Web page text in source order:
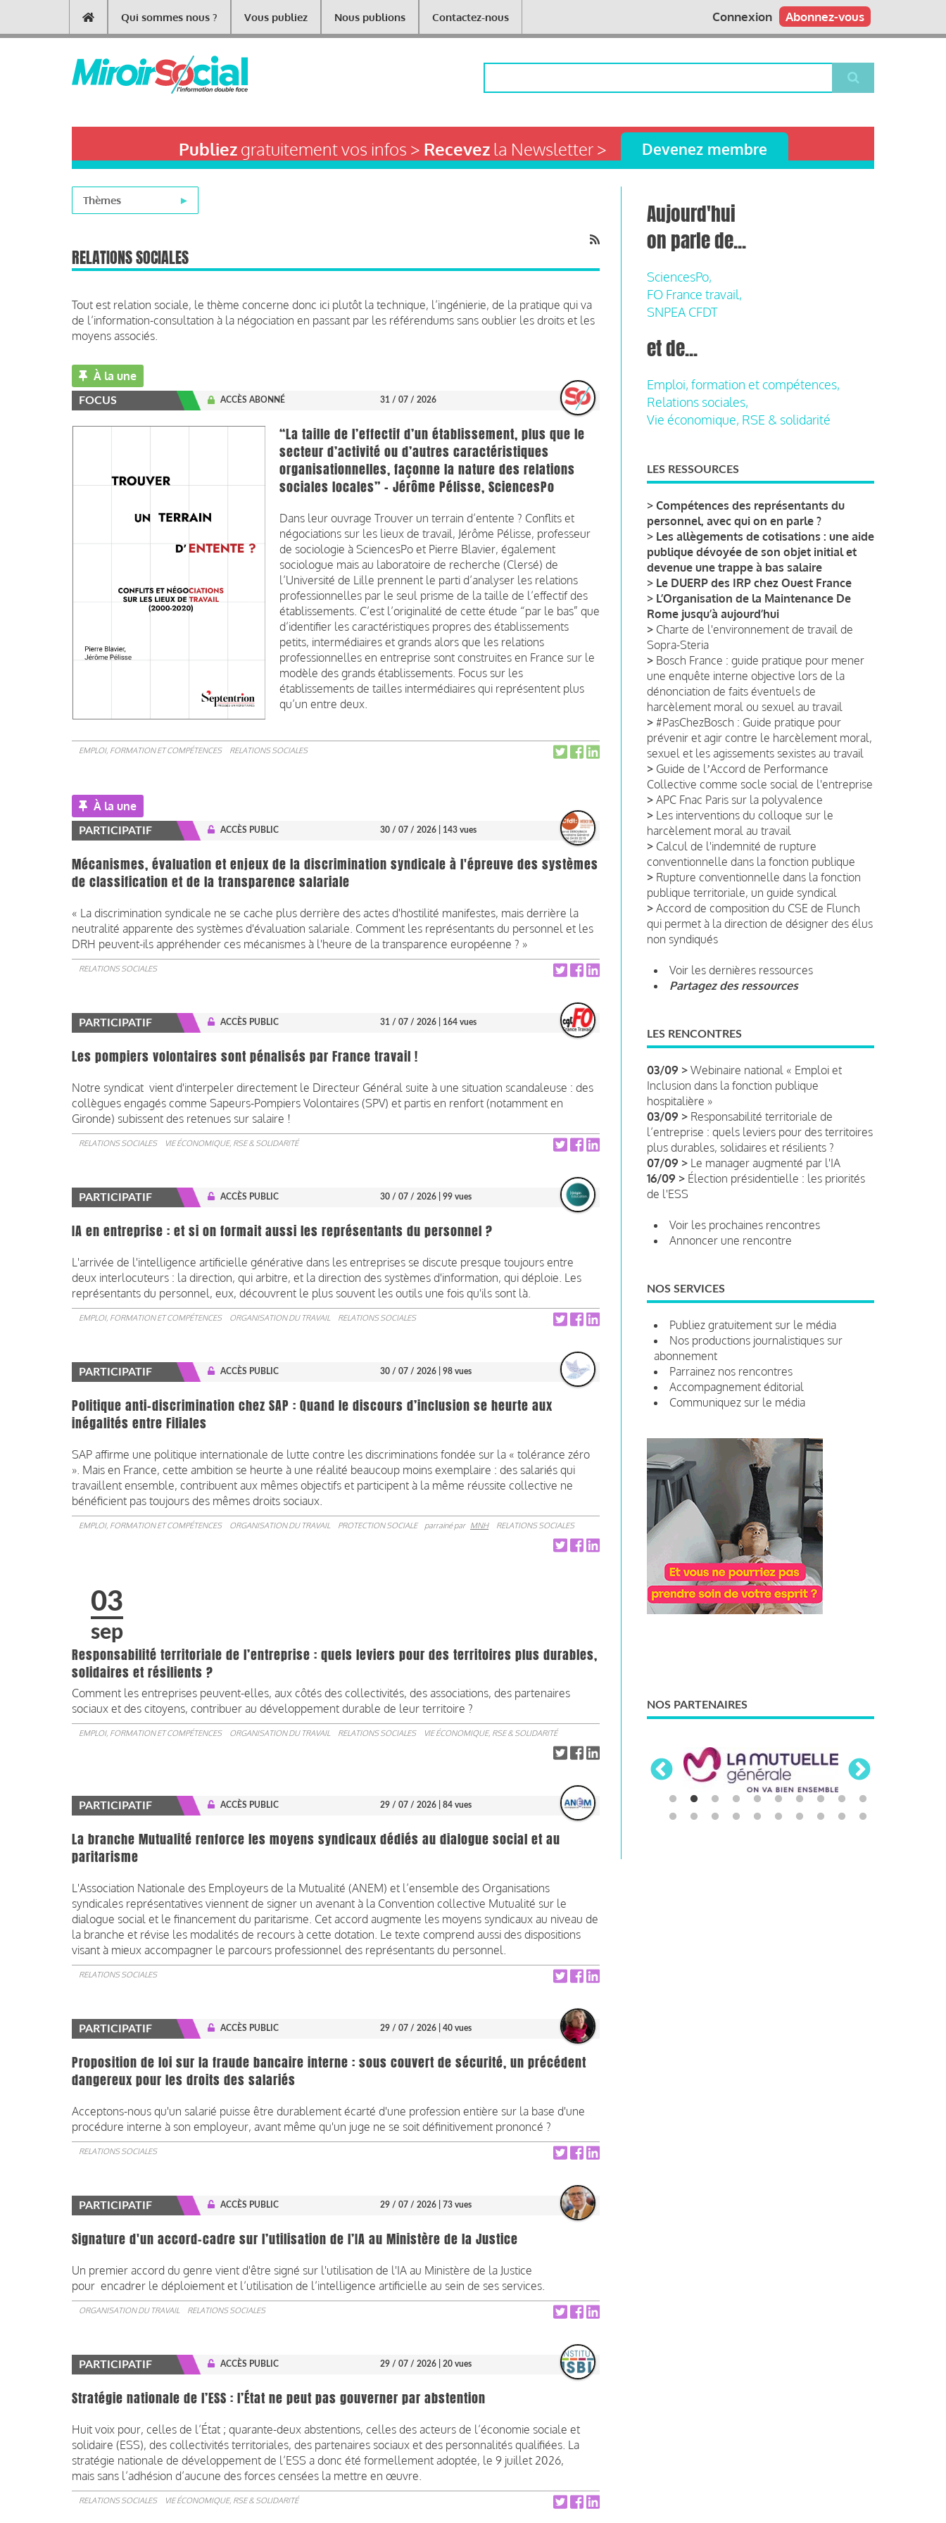
contenu
Main
navigation
Qui sommes nous ? Vous publiez Nous publions Contactez-nous Abonnez-vous
Connexion
Publiezgratuitement vos infos > Recevezla Newsletter > Devenez membre
Thèmes
RELATIONS SOCIALES
Tout est relation sociale, le thème concerne donc ici plutôt la technique, l’ingénierie, de la pratique qui va
de l’information-consultation à la négociation en passant par les référendums sans oublier les droits et les
moyens associés.
À la une
FOCUS ACCÈS ABONNÉ 31 / 07 / 2026
“La taille de l’effectif d’un établissement, plus que le
secteur d’activité ou d’autres caractéristiques
organisationnelles, façonne la nature des relations
sociales locales” - Jérôme Pélisse, SciencesPo
Dans leur ouvrage Trouver un terrain d’entente ? Conflits et
négociations sur les lieux de travail, Jérôme Pélisse, professeur
de sociologie à SciencesPo et Pierre Blavier, également
sociologue mais au laboratoire de recherche (Clersé) de
l’Université de Lille prennent le parti d’analyser les relations
professionnelles par le seul prisme de la taille de l’effectif des
établissements. C’est l’originalité de cette étude “par le bas” que
d’identifier les caractéristiques propres des établissements
petits, intermédiaires et grands alors que les relations
professionnelles en entreprise sont construites en France sur le
modèle des grands établissements. Focus sur les
établissements de tailles intermédiaires qui représentent plus
qu’un entre deux.
EMPLOI, FORMATION ET COMPÉTENCES RELATIONS SOCIALES
À la une
PARTICIPATIF ACCÈS PUBLIC 30 / 07 / 2026 | 143 vues
Mécanismes, évaluation et enjeux de la discrimination syndicale à l'épreuve des systèmes
de classification et de la transparence salariale
« La discrimination syndicale ne se cache plus derrière des actes d'hostilité manifestes, mais derrière la
neutralité apparente des systèmes d'évaluation salariale. Comment les représentants du personnel et les
DRH peuvent-ils appréhender ces mécanismes à l'heure de la transparence européenne ? »
RELATIONS SOCIALES
PARTICIPATIF ACCÈS PUBLIC 31 / 07 / 2026 | 164 vues
Les pompiers volontaires sont pénalisés par France travail !
Notre syndicat vient d'interpeler directement le Directeur Général suite à une situation scandaleuse : des
collègues engagés comme Sapeurs-Pompiers Volontaires (SPV) et partis en renfort (notamment en
Gironde) subissent des retenues sur salaire !
RELATIONS SOCIALES VIE ÉCONOMIQUE, RSE & SOLIDARITÉ
PARTICIPATIF ACCÈS PUBLIC 30 / 07 / 2026 | 99 vues
IA en entreprise : et si on formait aussi les représentants du personnel ?
L'arrivée de l'intelligence artificielle générative dans les entreprises se discute presque toujours entre
deux interlocuteurs : la direction, qui arbitre, et la direction des systèmes d'information, qui déploie. Les
représentants du personnel, eux, découvrent le plus souvent les outils une fois qu'ils sont là.
EMPLOI, FORMATION ET COMPÉTENCES ORGANISATION DU TRAVAIL RELATIONS SOCIALES
PARTICIPATIF ACCÈS PUBLIC 30 / 07 / 2026 | 98 vues
Politique anti-discrimination chez SAP : Quand le discours d’inclusion se heurte aux
inégalités entre Filiales
SAP affirme une politique internationale de lutte contre les discriminations fondée sur la « tolérance zéro
». Mais en France, cette ambition se heurte à une réalité beaucoup moins exemplaire : des salariés qui
travaillent ensemble, contribuent aux mêmes objectifs et participent à la même réussite collective ne
bénéficient pas toujours des mêmes droits sociaux.
EMPLOI, FORMATION ET COMPÉTENCES ORGANISATION DU TRAVAIL PROTECTION SOCIALE parrainé par MNH RELATIONS SOCIALES
03
sep
Responsabilité territoriale de l’entreprise : quels leviers pour des territoires plus durables,
solidaires et résilients ?
Comment les entreprises peuvent-elles, aux côtés des collectivités, des associations, des partenaires
sociaux et des citoyens, contribuer au développement durable de leur territoire ?
EMPLOI, FORMATION ET COMPÉTENCES ORGANISATION DU TRAVAIL RELATIONS SOCIALES VIE ÉCONOMIQUE, RSE & SOLIDARITÉ
PARTICIPATIF ACCÈS PUBLIC 29 / 07 / 2026 | 84 vues
La branche Mutualité renforce les moyens syndicaux dédiés au dialogue social et au
paritarisme
L'Association Nationale des Employeurs de la Mutualité (ANEM) et l’ensemble des Organisations
syndicales représentatives viennent de signer un avenant à la Convention collective Mutualité sur le
dialogue social et le financement du paritarisme. Cet accord augmente les moyens syndicaux au niveau de
la branche et révise les modalités de recours à cette dotation. Le texte comprend aussi des dispositions
visant à mieux accompagner le parcours professionnel des représentants du personnel.
RELATIONS SOCIALES
PARTICIPATIF ACCÈS PUBLIC 29 / 07 / 2026 | 40 vues
Proposition de loi sur la fraude bancaire interne : sous couvert de sécurité, un précédent
dangereux pour les droits des salariés
Acceptons-nous qu'un salarié puisse être durablement écarté d'une profession entière sur la base d'une
procédure interne à son employeur, avant même qu'un juge ne se soit définitivement prononcé ?
RELATIONS SOCIALES
PARTICIPATIF ACCÈS PUBLIC 29 / 07 / 2026 | 73 vues
Signature d'un accord-cadre sur l’utilisation de l’IA au Ministère de la Justice
Un premier accord du genre vient d'être signé sur l'utilisation de l'IA au Ministère de la Justice
pour encadrer le déploiement et l’utilisation de l’intelligence artificielle au sein de ses services.
ORGANISATION DU TRAVAIL RELATIONS SOCIALES
PARTICIPATIF ACCÈS PUBLIC 29 / 07 / 2026 | 20 vues
Stratégie nationale de l’ESS : l’État ne peut pas gouverner par abstention
Huit voix pour, celles de l’État ; quarante-deux abstentions, celles des acteurs de l’économie sociale et
solidaire (ESS), des collectivités territoriales, des partenaires sociaux et des personnalités qualifiées. La
stratégie nationale de développement de l’ESS a donc été formellement adoptée, le 9 juillet 2026,
mais sans l’adhésion d’aucune des forces censées la mettre en œuvre.
RELATIONS SOCIALES VIE ÉCONOMIQUE, RSE & SOLIDARITÉ
Aujourd'hui
on parle de...
SciencesPo,
FO France travail,
SNPEA CFDT
et de...
Emploi, formation et compétences,
Relations sociales,
Vie économique, RSE & solidarité
LES RESSOURCES
> Compétences des représentants du
personnel, avec qui on en parle ?
> Les allègements de cotisations : une aide
publique dévoyée de son objet initial et
devenue une trappe à bas salaire
> Le DUERP des IRP chez Ouest France
> L’Organisation de la Maintenance De
Rome jusqu’à aujourd’hui
> Charte de l'environnement de travail de
Sopra-Steria
> Bosch France : guide pratique pour mener
une enquête interne objective lors de la
dénonciation de faits éventuels de
harcèlement moral ou sexuel au travail
> #PasChezBosch : Guide pratique pour
prévenir et agir contre le harcèlement moral,
sexuel et les agissements sexistes au travail
> Guide de lʼAccord de Performance
Collective comme socle social de l'entreprise
> APC Fnac Paris sur la polyvalence
> Les interventions du colloque sur le
harcèlement moral au travail
> Calcul de l'indemnité de rupture
conventionnelle dans la fonction publique
> Rupture conventionnelle dans la fonction
publique territoriale, un guide syndical
> Accord de composition du CSE de Flunch
qui permet à la direction de désigner des élus
non syndiqués
Voir les dernières ressources
Partagez des ressources
LES RENCONTRES
03/09 > Webinaire national « Emploi et
Inclusion dans la fonction publique
hospitalière »
03/09 > Responsabilité territoriale de
l’entreprise : quels leviers pour des territoires
plus durables, solidaires et résilients ?
07/09 > Le manager augmenté par l'IA
16/09 > Élection présidentielle : les priorités
de l'ESS
Voir les prochaines rencontres
Annoncer une rencontre
NOS SERVICES
Publiez gratuitement sur le média
Nos productions journalistiques sur
abonnement
Parrainez nos rencontres
Accompagnement éditorial
Communiquez sur le média
NOS PARTENAIRES